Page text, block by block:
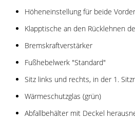
Höheneinstellung für beide
Klapptische an den Rücklehnen
Bremskraftverstärker
Fußhebelwerk "Standard"
Sitz links und rechts, in der 1.
Wärmeschutzglas (grün)
Abfallbehälter mit Deckel